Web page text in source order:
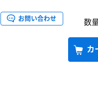
お問い合わせ 数
カ